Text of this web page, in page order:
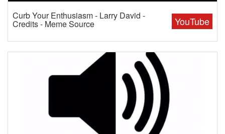
YouTube
Curb Your Enthusiasm - Larry David -
Credits - Meme Source